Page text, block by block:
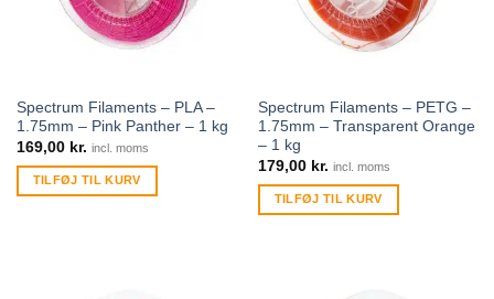
Spectrum Filaments – PLA –
1.75mm – Pink Panther – 1 kg
169,00 kr. incl. moms
TILFØJ TIL KURV
Spectrum Filaments – PETG –
1.75mm – Transparent Orange
– 1 kg
179,00 kr. incl. moms
TILFØJ TIL KURV